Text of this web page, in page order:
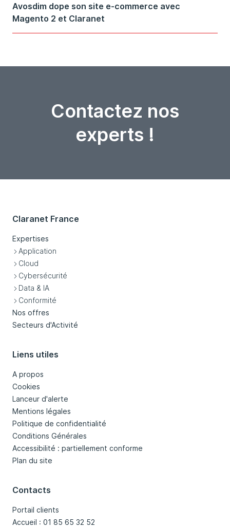
Avosdim dope son site e-commerce avec
Magento 2 et Claranet
Contactez nos
experts !
Claranet France
Expertises
Application
Cloud
Cybersécurité
Data & IA
Conformité
Nos offres
Secteurs d'Activité
Liens utiles
A propos
Cookies
Lanceur d'alerte
Mentions légales
Politique de confidentialité
Conditions Générales
Accessibilité : partiellement conforme
Plan du site
Contacts
Portail clients
Accueil : 01 85 65 32 52